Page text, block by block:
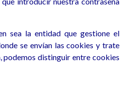
sea la entidad que gestione el
se envían las cookies y trate
podemos distinguir entre cookies